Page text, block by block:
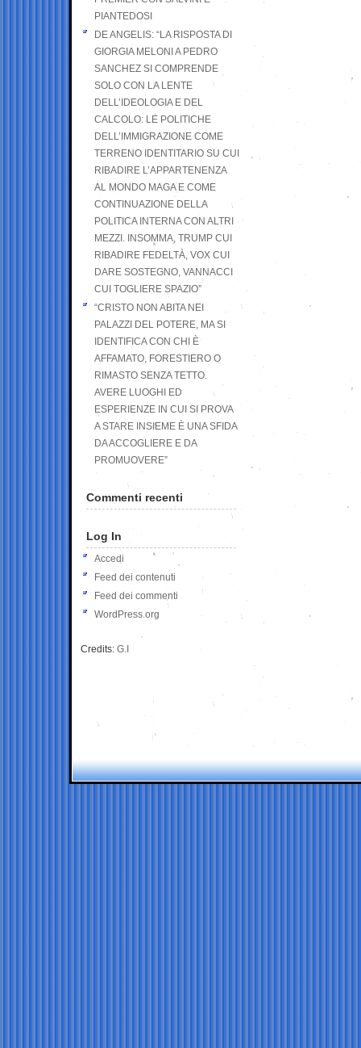
PIANTEDOSI
DE ANGELIS: “LA RISPOSTA DI
GIORGIA MELONI A PEDRO
SANCHEZ SI COMPRENDE
SOLO CON LA LENTE
DELL’IDEOLOGIA E DEL
CALCOLO: LE POLITICHE
DELL’IMMIGRAZIONE COME
TERRENO IDENTITARIO SU CUI
RIBADIRE L’APPARTENENZA
AL MONDO MAGA E COME
CONTINUAZIONE DELLA
POLITICA INTERNA CON ALTRI
MEZZI. INSOMMA, TRUMP CUI
RIBADIRE FEDELTÀ, VOX CUI
DARE SOSTEGNO, VANNACCI
CUI TOGLIERE SPAZIO”
“CRISTO NON ABITA NEI
PALAZZI DEL POTERE, MA SI
IDENTIFICA CON CHI È
AFFAMATO, FORESTIERO O
RIMASTO SENZA TETTO.
AVERE LUOGHI ED
ESPERIENZE IN CUI SI PROVA
A STARE INSIEME È UNA SFIDA
DA ACCOGLIERE E DA
PROMUOVERE”
Commenti recenti
Log In
Accedi
Feed dei contenuti
Feed dei commenti
WordPress.org
Credits: G.I